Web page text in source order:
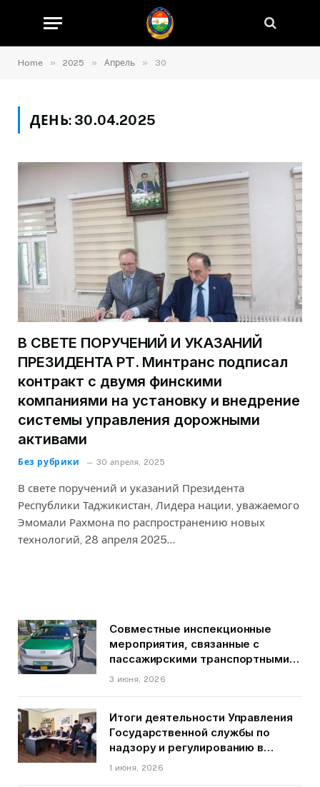
Home » 2025 » Апрель » 30
ДЕНЬ: 30.04.2025
В СВЕТЕ ПОРУЧЕНИЙ И УКАЗАНИЙ
ПРЕЗИДЕНТА РТ. Минтранс подписал
контракт с двумя финскими
компаниями на установку и внедрение
системы управления дорожными
активами
Без рубрики 30 апреля, 2025
В свете поручений и указаний Президента
Республики Таджикистан, Лидера нации, уважаемого
Эмомали Рахмона по распространению новых
технологий, 28 апреля 2025…
Совместные инспекционные
мероприятия, связанные с
пассажирскими транспортными
средствами на территории
3 июня, 2026
Итоги деятельности Управления
Государственной службы по
надзору и регулированию в
области транспорта ГБАО в
1 июня, 2026